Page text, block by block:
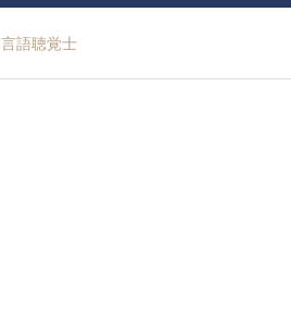
言語聴覚士